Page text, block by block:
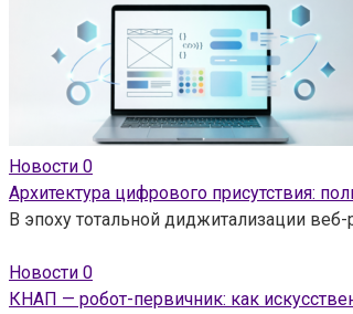
Новости 0
Архитектура цифрового присутствия:
В эпоху тотальной диджитализации
Новости 0
КНАП — робот-первичник: как